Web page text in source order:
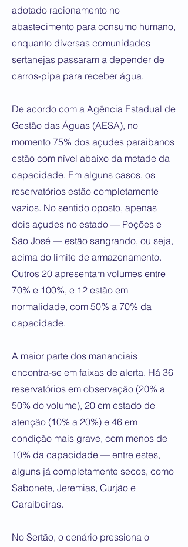
adotado racionamento no
abastecimento para consumo humano,
enquanto diversas comunidades
sertanejas passaram a depender de
carros-pipa para receber água.
De acordo com a Agência Estadual de
Gestão das Águas (AESA), no
momento 75% dos açudes paraibanos
estão com nível abaixo da metade da
capacidade. Em alguns casos, os
reservatórios estão completamente
vazios. No sentido oposto, apenas
dois açudes no estado — Poções e
São José — estão sangrando, ou seja,
acima do limite de armazenamento.
Outros 20 apresentam volumes entre
70% e 100%, e 12 estão em
normalidade, com 50% a 70% da
capacidade.
A maior parte dos mananciais
encontra-se em faixas de alerta. Há 36
reservatórios em observação (20% a
50% do volume), 20 em estado de
atenção (10% a 20%) e 46 em
condição mais grave, com menos de
10% da capacidade — entre estes,
alguns já completamente secos, como
Sabonete, Jeremias, Gurjão e
Caraibeiras.
No Sertão, o cenário pressiona o